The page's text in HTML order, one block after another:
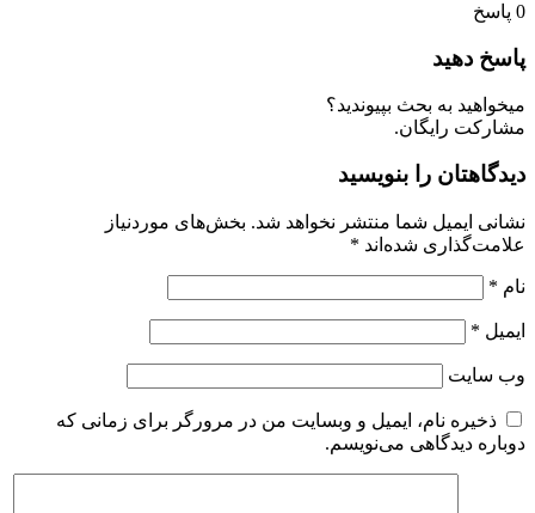
پاسخ
دهید
به بحث بپیوندید؟
رایگان.
را بنویسید
ایمیل شما منتشر نخواهد شد. بخش‌های موردنیاز
شده‌اند*
*
*
سایت
ذخیره نام، ایمیل و وبسایت من در مرورگر برای زمانی که
دیدگاهی می‌نویسم.